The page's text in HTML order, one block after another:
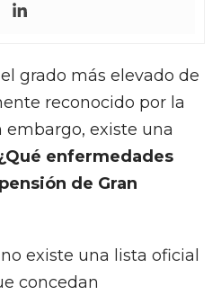
grado más elevado de
reconocido por la
embargo, existe una
enfermedades
de Gran
existe una lista oficial
concedan